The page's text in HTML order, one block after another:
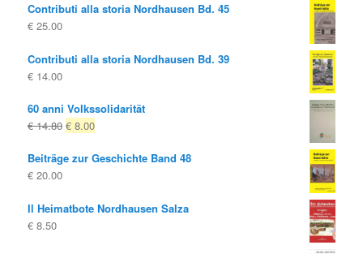
Contributi alla storia Nordhausen Bd. 45
€ 25.00
Contributi alla storia Nordhausen Bd. 39
€ 14.00
60 anni Volkssolidarität
€14.80 Il
originale
€ 8.00Il
attuale
Beiträge zur Geschichte Band 48
€ 20.00
Il Heimatbote Nordhausen Salza
€ 8.50